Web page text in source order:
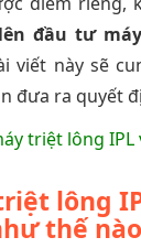
đầu tư
viết này sẽ
đưa ra quyết
lông
thế